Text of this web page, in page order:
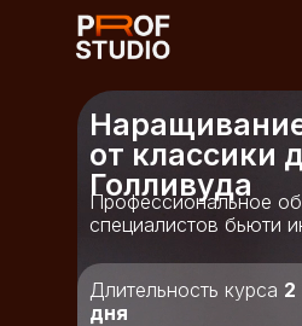
от классики
Голливуда
Профессиональное
специалистов бьюти
Длительность курса 2
дня